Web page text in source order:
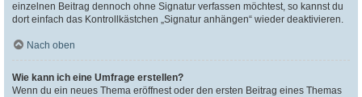
einzelnen Beitrag dennoch ohne Signatur verfassen möchtest, so kannst du
dort einfach das Kontrollkästchen „Signatur anhängen“ wieder deaktivieren.
Nach oben
Wie kann ich eine Umfrage erstellen?
Wenn du ein neues Thema eröffnest oder den ersten Beitrag eines Themas